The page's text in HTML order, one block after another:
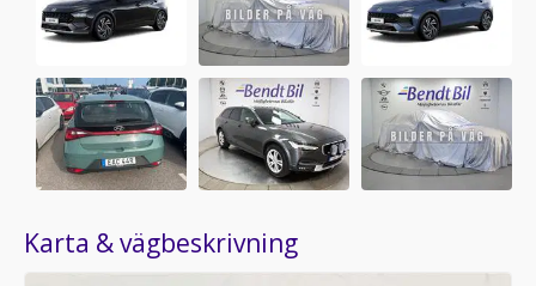
Karta & vägbeskrivning